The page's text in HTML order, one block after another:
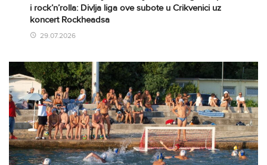
i rock’n’rolla: Divlja liga ove subote u Crikvenici uz
koncert Rockheadsa
29.07.2026